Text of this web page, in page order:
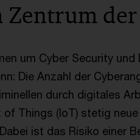
Zentrum
um Cyber Security
Die Anzahl der
durch digitales
of Things (IoT) stetig
ist das Risiko einer